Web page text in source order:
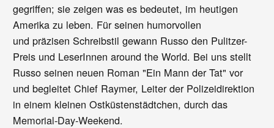
gegriffen; sie zeigen was es bedeutet, im heutigen
Amerika zu leben. Für seinen humorvollen
und präzisen Schreibstil gewann Russo den Pulitzer-
Preis und LeserInnen around the World. Bei uns stellt
Russo seinen neuen Roman "Ein Mann der Tat" vor
und begleitet Chief Raymer, Leiter der Polizeidirektion
in einem kleinen Ostküstenstädtchen, durch das
Memorial-Day-Weekend.